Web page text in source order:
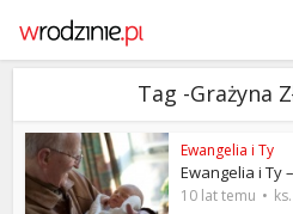
Tag -Grażyna
Ewangelia i Ty
Ewangelia i Ty
10 lat temu